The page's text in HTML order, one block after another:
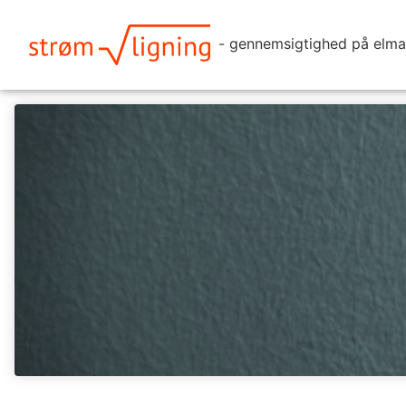
- gennemsigtighed på